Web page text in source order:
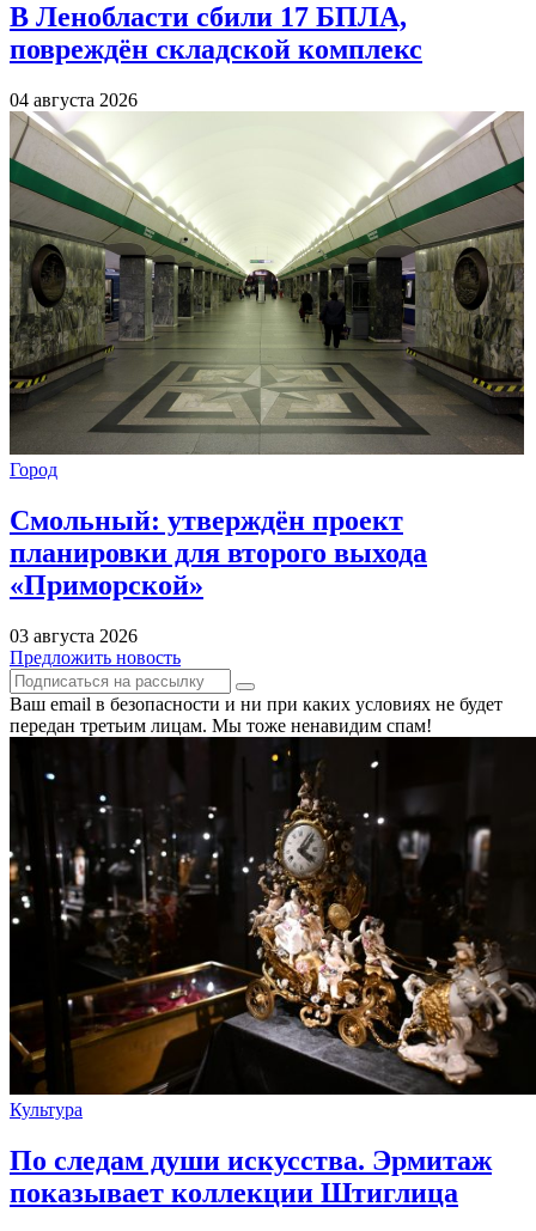
В Ленобласти сбили 17 БПЛА,
повреждён складской комплекс
04 августа 2026
Город
Смольный: утверждён проект
планировки для второго выхода
«Приморской»
03 августа 2026
Предложить новость
Ваш email в безопасности и ни при каких условиях не будет
передан третьим лицам. Мы тоже ненавидим спам!
Культура
По следам души искусства. Эрмитаж
показывает коллекции Штиглица